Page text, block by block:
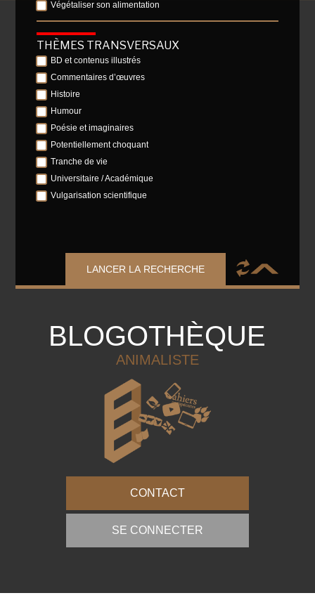
Végétaliser son alimentation
THÈMES TRANSVERSAUX
BD et contenus illustrés
Commentaires d’œuvres
Histoire
Humour
Poésie et imaginaires
Potentiellement choquant
Tranche de vie
Universitaire / Académique
Vulgarisation scientifique
LANCER LA RECHERCHE
BLOGOTHÈQUE
ANIMALISTE
CONTACT
SE CONNECTER